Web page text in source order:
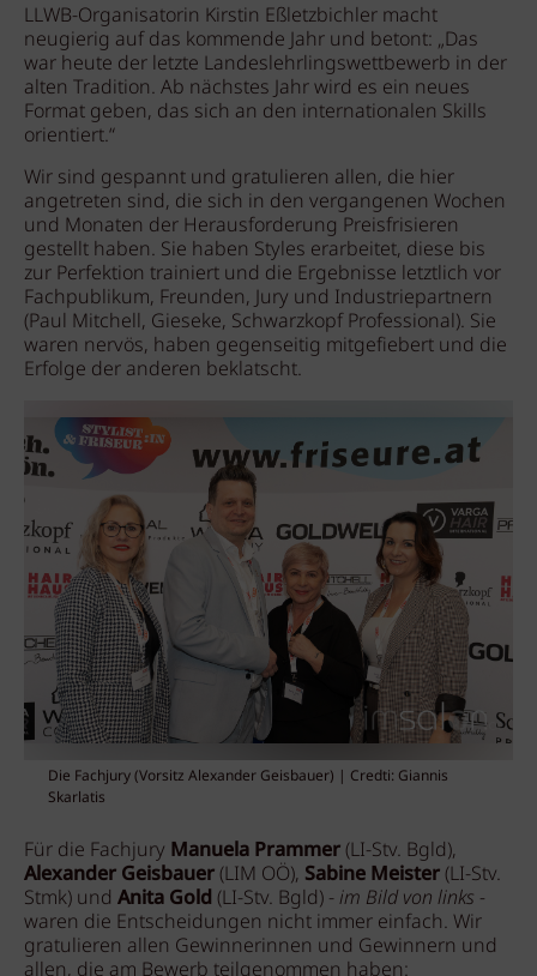
LLWB-Organisatorin Kirstin Eßletzbichler macht
neugierig auf das kommende Jahr und betont: „Das
war heute der letzte Landeslehrlingswettbewerb in der
alten Tradition. Ab nächstes Jahr wird es ein neues
Format geben, das sich an den internationalen Skills
orientiert.“
Wir sind gespannt und gratulieren allen, die hier
angetreten sind, die sich in den vergangenen Wochen
und Monaten der Herausforderung Preisfrisieren
gestellt haben. Sie haben Styles erarbeitet, diese bis
zur Perfektion trainiert und die Ergebnisse letztlich vor
Fachpublikum, Freunden, Jury und Industriepartnern
(Paul Mitchell, Gieseke, Schwarzkopf Professional). Sie
waren nervös, haben gegenseitig mitgefiebert und die
Erfolge der anderen beklatscht.
Die Fachjury (Vorsitz Alexander Geisbauer) | Credti: Giannis
Skarlatis
Für die Fachjury Manuela Prammer(LI-Stv. Bgld),
Alexander Geisbauer(LIM OÖ), Sabine Meister(LI-Stv.
Stmk) und Anita Gold (LI-Stv. Bgld) -im Bild von links -
waren die Entscheidungen nicht immer einfach. Wir
gratulieren allen Gewinnerinnen und Gewinnern und